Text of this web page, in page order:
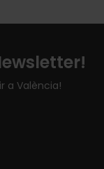
a València!